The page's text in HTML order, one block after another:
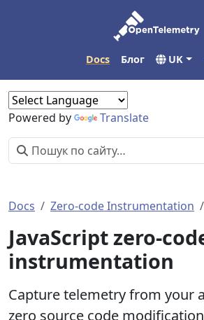
Docs Блог UK
Powered by Translate
Docs Zero-code Instrumentation
JavaScript zero-
instrumentation
Capture telemetry from your
zero source code